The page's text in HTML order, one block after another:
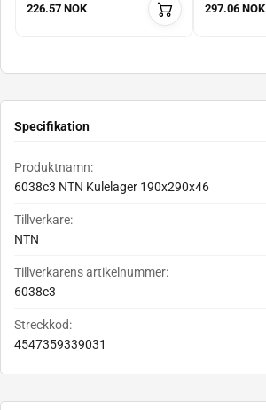
226.57 NOK 297.06 NOK
Specifikation
Produktnamn:
6038c3 NTN Kulelager 190x290x46
Tillverkare:
NTN
Tillverkarens artikelnummer:
6038c3
Streckkod:
4547359339031